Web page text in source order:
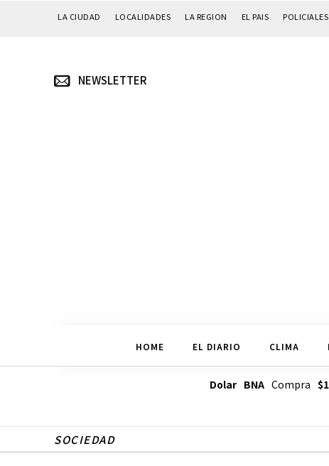
LA CIUDAD LOCALIDADES LA REGION EL PAIS POLICIALES
NEWSLETTER
HOME EL DIARIO CLIMA
Dolar BNACompra
SOCIEDAD